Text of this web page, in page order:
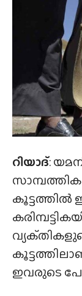
റിയാദ്:
കൂട്ടത്തിൽ
ഇവരുടെ